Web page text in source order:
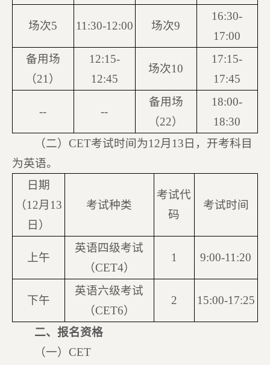
场次5 11:30-12:00 场次9
16:30-
17:00
备用场
（21）
12:15-
12:45
场次10
17:15-
17:45
-- --
备用场
（22）
18:00-
18:30
（二）CET考试时间为12月13日，开考科目
为英语。
日期
（12月13
日）
考试种类
考试代
码
考试时间
上午
英语四级考试
（CET4）
1 9:00-11:20
下午
英语六级考试
（CET6）
2 15:00-17:25
二、报名资格
（一）CET